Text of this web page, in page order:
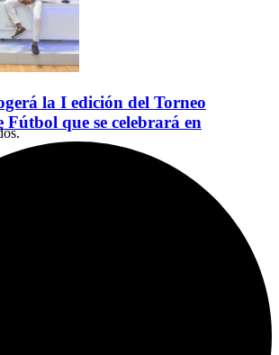
la I edición del Torneo
que se celebrará en